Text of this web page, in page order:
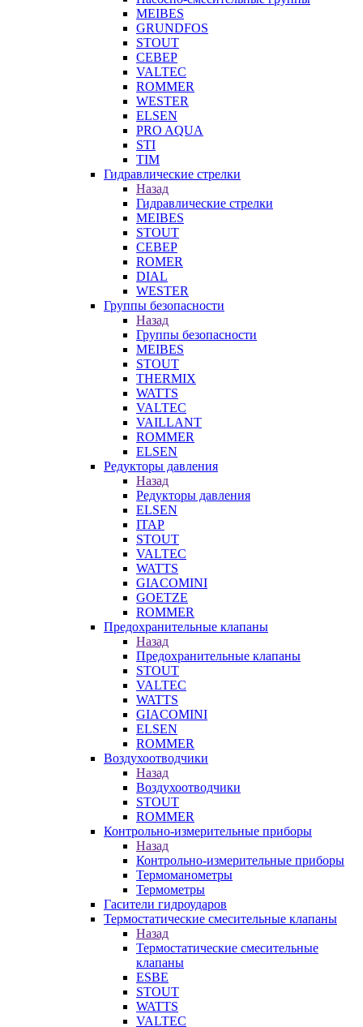
MEIBES
GRUNDFOS
STOUT
СЕВЕР
VALTEC
ROMMER
WESTER
ELSEN
PRO AQUA
STI
TIM
Гидравлические стрелки
Назад
Гидравлические стрелки
MEIBES
STOUT
СЕВЕР
ROMER
DIAL
WESTER
Группы безопасности
Назад
Группы безопасности
MEIBES
STOUT
THERMIX
WATTS
VALTEC
VAILLANT
ROMMER
ELSEN
Редукторы давления
Назад
Редукторы давления
ELSEN
ITAP
STOUT
VALTEC
WATTS
GIACOMINI
GOETZE
ROMMER
Предохранительные клапаны
Назад
Предохранительные клапаны
STOUT
VALTEC
WATTS
GIACOMINI
ELSEN
ROMMER
Воздухоотводчики
Назад
Воздухоотводчики
STOUT
ROMMER
Контрольно-измерительные приборы
Назад
Контрольно-измерительные приборы
Термоманометры
Термометры
Гасители гидроударов
Термостатические смесительные клапаны
Назад
Термостатические смесительные
клапаны
ESBE
STOUT
WATTS
VALTEC